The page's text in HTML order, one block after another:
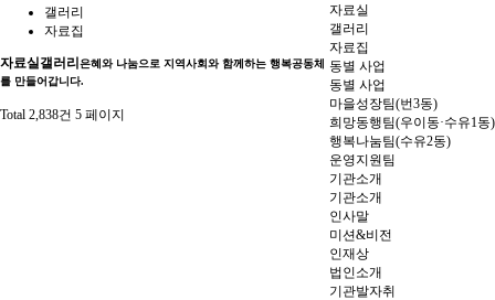
자료실
갤러리
자료집
동별 사업
동별 사업
마을성장팀(번3동)
희망동행팀(우이동·수유1동)
행복나눔팀(수유2동)
운영지원팀
기관소개
기관소개
인사말
미션&비전
인재상
법인소개
기관발자취
갤러리
자료집
자료실갤러리 은혜와 나눔으로 지역사회와 함께하는 행복공동체
를 만들어갑니다.
Total 2,838건 5 페이지